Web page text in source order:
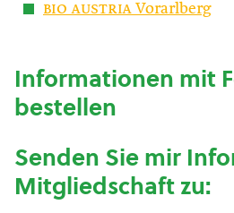
bio austria Vorarlberg
Informationen mit
bestellen
Senden Sie mir
Mitgliedschaft zu: